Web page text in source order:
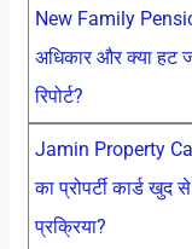
New Family
अधिकार और क्या हट
रिपोर्ट?
Jamin Property
का प्रोपर्टी कार्ड
प्रक्रिया?